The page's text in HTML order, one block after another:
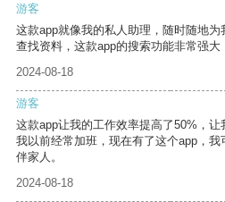
游客
这款app就像我的私人助理，随时随地
查找资料，这款app的搜索功能非常强大
2024-08-18
游客
这款app让我的工作效率提高了50%，让
我以前经常加班，现在有了这个app，
伴家人。
2024-08-18